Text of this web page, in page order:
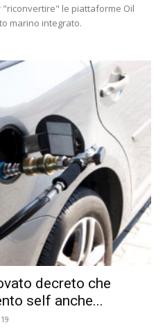
le piattaforme Oil
marino integrato.
decreto che
self anche...